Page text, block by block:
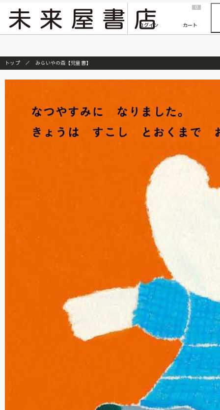
『ONE PIECE magazine 021 ONE PIECEカード付き同梱版』発売延期のご案内
ログイン
0
カート
トップ みらいやの森【児童書】